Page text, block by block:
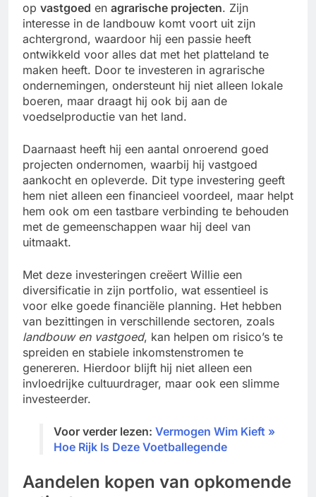
op vastgoed en agrarische projecten. Zijn
interesse in de landbouw komt voort uit zijn
achtergrond, waardoor hij een passie heeft
ontwikkeld voor alles dat met het platteland te
maken heeft. Door te investeren in agrarische
ondernemingen, ondersteunt hij niet alleen lokale
boeren, maar draagt hij ook bij aan de
voedselproductie van het land.
Daarnaast heeft hij een aantal onroerend goed
projecten ondernomen, waarbij hij vastgoed
aankocht en opleverde. Dit type investering geeft
hem niet alleen een financieel voordeel, maar helpt
hem ook om een tastbare verbinding te behouden
met de gemeenschappen waar hij deel van
uitmaakt.
Met deze investeringen creëert Willie een
diversificatie in zijn portfolio, wat essentieel is
voor elke goede financiële planning. Het hebben
van bezittingen in verschillende sectoren, zoals
landbouw en vastgoed, kan helpen om risico’s te
spreiden en stabiele inkomstenstromen te
genereren. Hierdoor blijft hij niet alleen een
invloedrijke cultuurdrager, maar ook een slimme
investeerder.
Voor verder lezen: Vermogen Wim Kieft »
Hoe Rijk Is Deze Voetballegende
Aandelen kopen van opkomende